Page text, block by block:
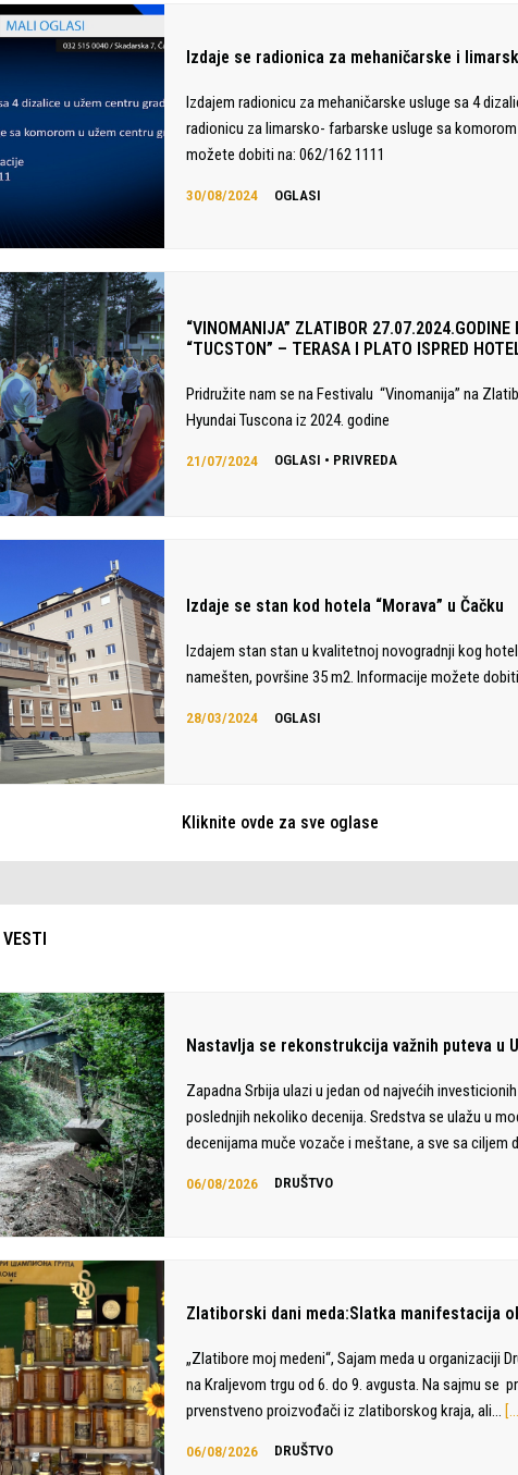
Izdaje se radionica za mehaničarske i
Izdajem radionicu za mehaničarske usluge sa 4
radionicu za limarsko- farbarske usluge sa
možete dobiti na: 062/162 1111
30/08/2024 OGLASI
“VINOMANIJA” ZLATIBOR 27.07.2024.GODINE
“TUCSTON” – TERASA I PLATO ISPRED
Pridružite nam se na Festivalu “Vinomanija” na
Hyundai Tuscona iz 2024. godine
21/07/2024 OGLASI • PRIVREDA
Izdaje se stan kod hotela “Morava” u Čačku
Izdajem stan stan u kvalitetnoj novogradnji kog
namešten, površine 35 m2. Informacije možete
28/03/2024 OGLASI
Kliknite ovde za sve oglase
Nastavlja se rekonstrukcija važnih puteva u
Zapadna Srbija ulazi u jedan od najvećih
poslednjih nekoliko decenija. Sredstva se ulažu u
decenijama muče vozače i meštane, a sve sa ciljem
06/08/2026 DRUŠTVO
Zlatiborski dani meda:Slatka manifestacija
„Zlatibore moj medeni“, Sajam meda u organizaciji
na Kraljevom trgu od 6. do 9. avgusta. Na sajmu se
prvenstveno proizvođači iz zlatiborskog kraja, ali…
06/08/2026 DRUŠTVO